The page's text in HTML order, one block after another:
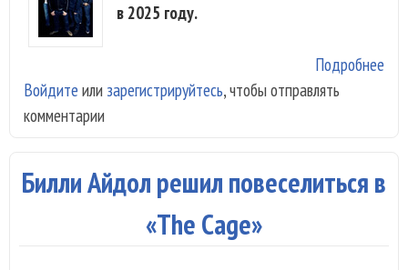
в 2025 году.
Подробнее
н-
Войдите или зарегистрируйтесь, чтобы отправлять
комментарии
Билли Айдол решил повеселиться в
«The Cage»